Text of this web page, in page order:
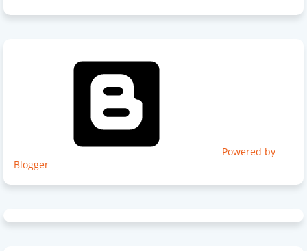
Powered by
Blogger